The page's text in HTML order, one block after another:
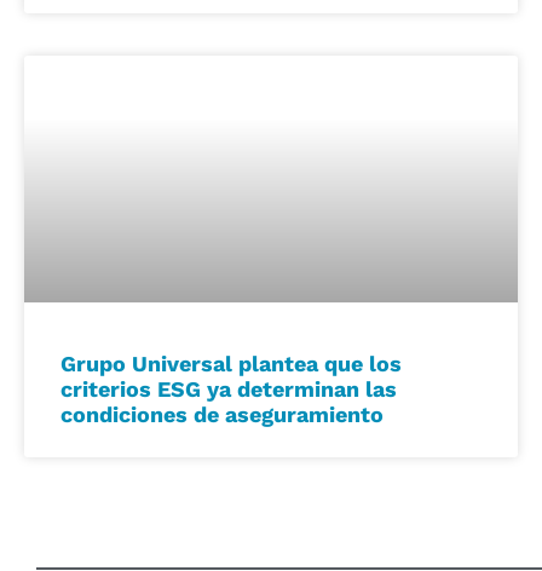
Grupo Universal plantea que los
criterios ESG ya determinan las
condiciones de aseguramiento